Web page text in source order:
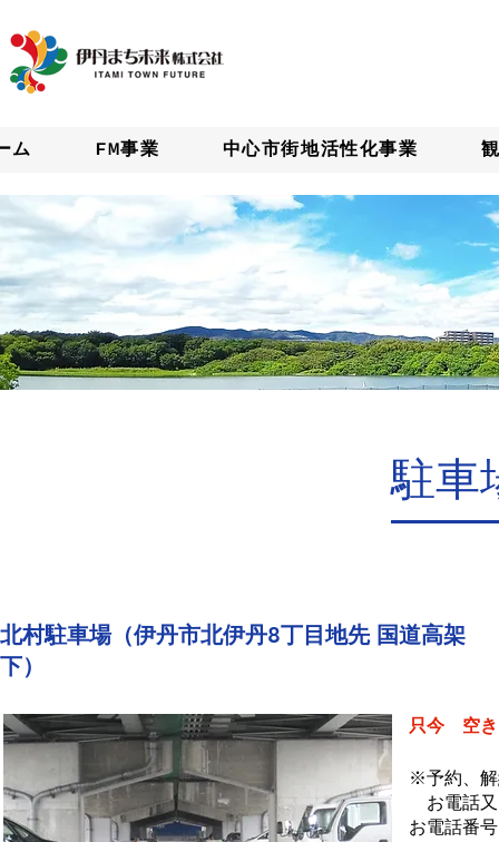
ム FM事業 中心市街地活性化事業
駐車
北村駐車場（伊丹市北伊丹8丁目地先 国道高架
下）
只今 空き
※予約、解
お電話又
お電話番